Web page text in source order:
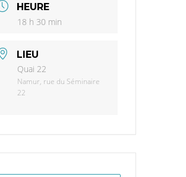
HEURE
18 h 30 min
LIEU
Quai 22
Namur, rue du Séminaire
22